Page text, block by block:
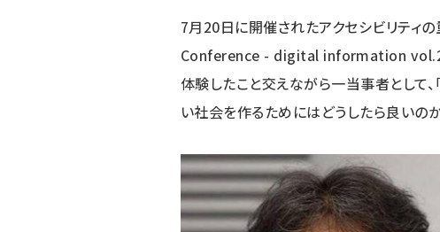
7月20日に開催されたアクセシビリティの
Conference - digital information
体験したこと交えながら一当事者として
い社会を作るためにはどうしたら良いの